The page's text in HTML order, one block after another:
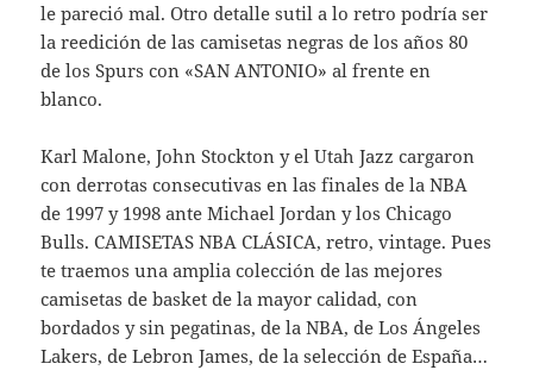
le pareció mal. Otro detalle sutil a lo retro podría ser
la reedición de las camisetas negras de los años 80
de los Spurs con «SAN ANTONIO» al frente en
blanco.
Karl Malone, John Stockton y el Utah Jazz cargaron
con derrotas consecutivas en las finales de la NBA
de 1997 y 1998 ante Michael Jordan y los Chicago
Bulls. CAMISETAS NBA CLÁSICA, retro, vintage. Pues
te traemos una amplia colección de las mejores
camisetas de basket de la mayor calidad, con
bordados y sin pegatinas, de la NBA, de Los Ángeles
Lakers, de Lebron James, de la selección de España…